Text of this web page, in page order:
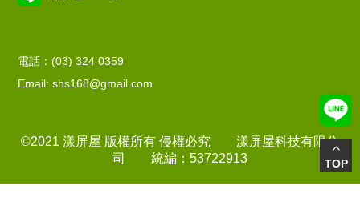
電話：(03) 324 0359
Email: shs168@gmail.com
©2021 漾屏屋 版權所有 侵權必究 漾屏屋科技有限公
司 統編：53722913
TOP